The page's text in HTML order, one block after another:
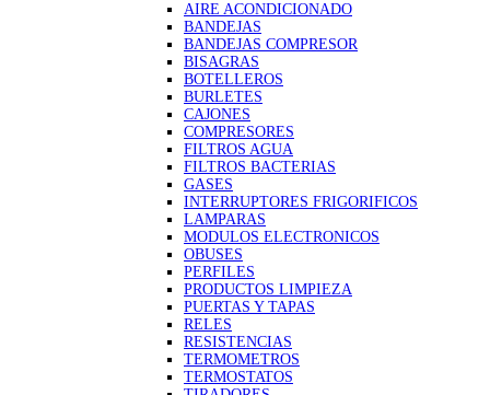
AIRE ACONDICIONADO
BANDEJAS
BANDEJAS COMPRESOR
BISAGRAS
BOTELLEROS
BURLETES
CAJONES
COMPRESORES
FILTROS AGUA
FILTROS BACTERIAS
GASES
INTERRUPTORES FRIGORIFICOS
LAMPARAS
MODULOS ELECTRONICOS
OBUSES
PERFILES
PRODUCTOS LIMPIEZA
PUERTAS Y TAPAS
RELES
RESISTENCIAS
TERMOMETROS
TERMOSTATOS